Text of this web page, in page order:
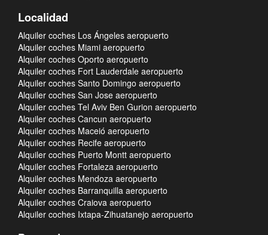
Localidad
Alquiler coches Los Ángeles aeropuerto
Alquiler coches Miami aeropuerto
Alquiler coches Oporto aeropuerto
Alquiler coches Fort Lauderdale aeropuerto
Alquiler coches Santo Domingo aeropuerto
Alquiler coches San Jose aeropuerto
Alquiler coches Tel Aviv Ben Gurion aeropuerto
Alquiler coches Cancun aeropuerto
Alquiler coches Maceió aeropuerto
Alquiler coches Recife aeropuerto
Alquiler coches Puerto Montt aeropuerto
Alquiler coches Fortaleza aeropuerto
Alquiler coches Mendoza aeropuerto
Alquiler coches Barranquilla aeropuerto
Alquiler coches Craiova aeropuerto
Alquiler coches Ixtapa-Zihuatanejo aeropuerto